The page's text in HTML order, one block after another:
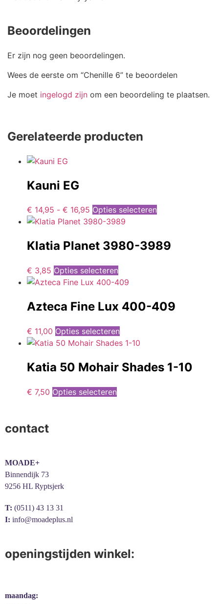
Beoordelingen
Er zijn nog geen beoordelingen.
Wees de eerste om “Chenille 6” te beoordelen
Je moet ingelogd zijn om een beoordeling te plaatsen.
Gerelateerde producten
Kauni EG
€ 14,95 - € 16,95 Opties selecteren
Klatia Planet 3980-3989
€ 3,85 Opties selecteren
Azteca Fine Lux 400-409
€ 11,00 Opties selecteren
Katia 50 Mohair Shades 1-10
€ 7,50 Opties selecteren
contact
MOADE+
Binnendijk 73
9256 HL Ryptsjerk
T: (0511) 43 13 31
I: info@moadeplus.nl
openingstijden winkel:
maandag: